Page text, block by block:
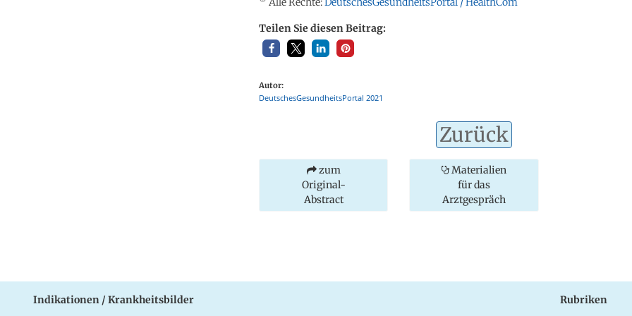
Teilen Sie diesen Beitrag:
Autor:
DeutschesGesundheitsPortal 2021
Zurück
zum
Original-
Abstract
Materialien
für das
Arztgespräch
Indikationen / Krankheitsbilder Rubriken